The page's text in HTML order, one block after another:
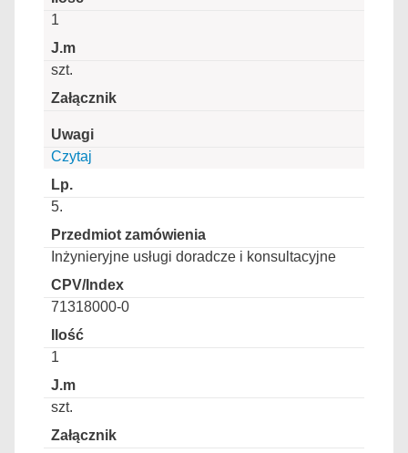
1
szt.
Czytaj
5.
Inżynieryjne usługi doradcze i konsultacyjne
71318000-0
1
szt.